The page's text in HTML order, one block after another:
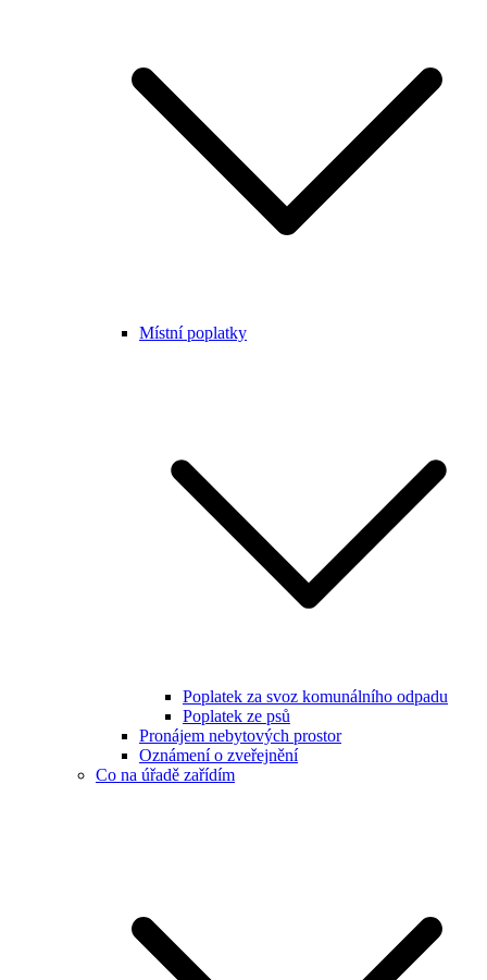
Místní poplatky
Poplatek za svoz komunálního odpadu
Poplatek ze psů
Pronájem nebytových prostor
Oznámení o zveřejnění
Co na úřadě zařídím